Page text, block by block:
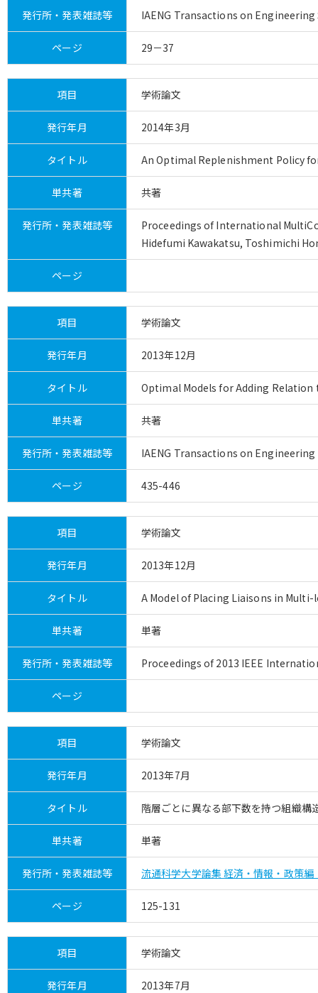
発行所・発表雑誌等 IAENG Transactions on
ページ 29－37
項目 学術論文
発行年月 2014年3月
タイトル An Optimal Replenishment Policy
単共著 共著
発行所・発表雑誌等
Proceedings of International
Hidefumi Kawakatsu, Toshimichi
ページ
項目 学術論文
発行年月 2013年12月
タイトル Optimal Models for Adding
単共著 共著
発行所・発表雑誌等 IAENG Transactions on
ページ 435-446
項目 学術論文
発行年月 2013年12月
タイトル A Model of Placing Liaisons in
単共著 単著
発行所・発表雑誌等 Proceedings of 2013 IEEE
ページ
項目 学術論文
発行年月 2013年7月
タイトル 階層ごとに異なる部下数を持つ組
単共著 単著
発行所・発表雑誌等 流通科学大学論集 経済・情報・政策編
ページ 125-131
項目 学術論文
発行年月 2013年7月